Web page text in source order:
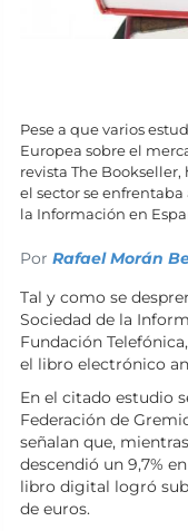
Pese a que varios
Europea sobre el
revista The
el sector se enfrentaba
la Información en
Por Rafael Morán
Tal y como se
Sociedad de la
Fundación
el libro electrónico
En el citado estudio
Federación de
señalan que,
descendió un 9,7%
libro digital logró
de euros.